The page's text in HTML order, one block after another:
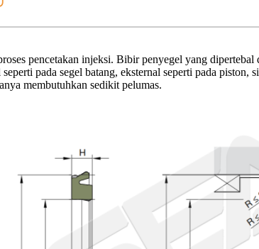
pencetakan injeksi. Bibir penyegel yang
pada segel batang, eksternal seperti pada
membutuhkan sedikit pelumas.